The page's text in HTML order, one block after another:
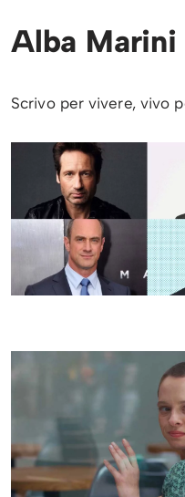
Alba Marini
Scrivo per vivere, vivo